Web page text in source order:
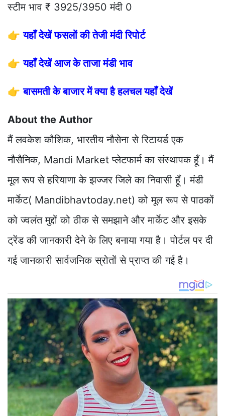
स्टीम भाव ₹ 3925/3950 मंदी 0
👉यहाँ देखें फसलों की तेजी मंदी रिपोर्ट
👉यहाँ देखें आज के ताजा मंडी भाव
👉बासमती के बाजार में क्या है हलचल यहाँ देखें
About the Author
मैं लवकेश कौशिक, भारतीय नौसेना से रिटायर्ड एक
नौसैनिक, Mandi Market प्लेटफार्म का संस्थापक हूँ। मैं
मूल रूप से हरियाणा के झज्जर जिले का निवासी हूँ। मंडी
मार्केट( Mandibhavtoday.net) को मूल रूप से पाठकों
को ज्वलंत मुद्दों को ठीक से समझाने और मार्केट और इसके
ट्रेंड की जानकारी देने के लिए बनाया गया है। पोर्टल पर दी
गई जानकारी सार्वजनिक स्रोतों से प्राप्त की गई है।